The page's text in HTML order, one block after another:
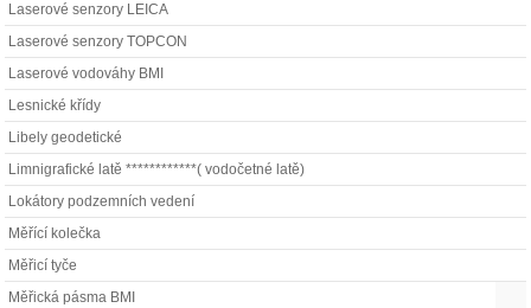
Laserové senzory LEICA
Laserové senzory TOPCON
Laserové vodováhy BMI
Lesnické křídy
Libely geodetické
Limnigrafické latě ************( vodočetné latě)
Lokátory podzemních vedení
Měřící kolečka
Měřicí tyče
Měřická pásma BMI